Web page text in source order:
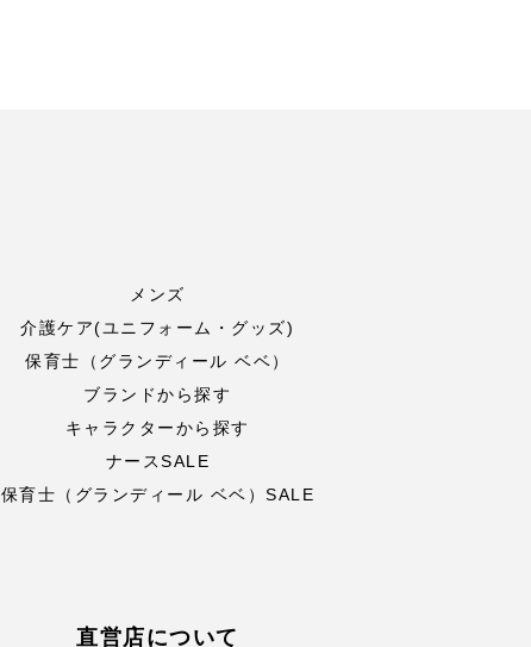
メンズ
介護ケア(ユニフォーム・グッズ)
保育士（グランディール ベベ）
ブランドから探す
キャラクターから探す
ナースSALE
保育士（グランディール ベベ）SALE
直営店について